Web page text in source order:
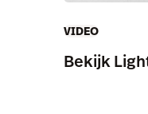
VIDEO
Bekijk